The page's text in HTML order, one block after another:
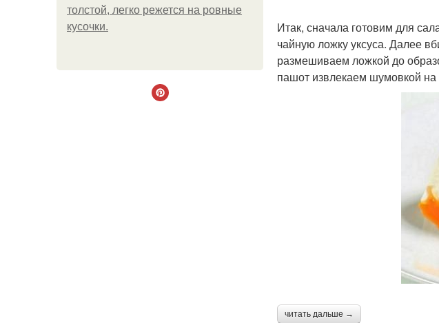
толстой, легко режется на ровные
кусочки.
Итак, сначала готовим для
чайную ложку уксуса. Далее
размешиваем ложкой до
пашот извлекаем шумовкой
читать дальше →